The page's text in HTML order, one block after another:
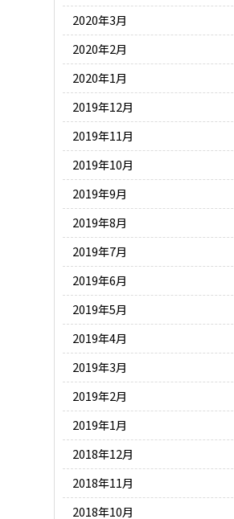
2020年3月
2020年2月
2020年1月
2019年12月
2019年11月
2019年10月
2019年9月
2019年8月
2019年7月
2019年6月
2019年5月
2019年4月
2019年3月
2019年2月
2019年1月
2018年12月
2018年11月
2018年10月